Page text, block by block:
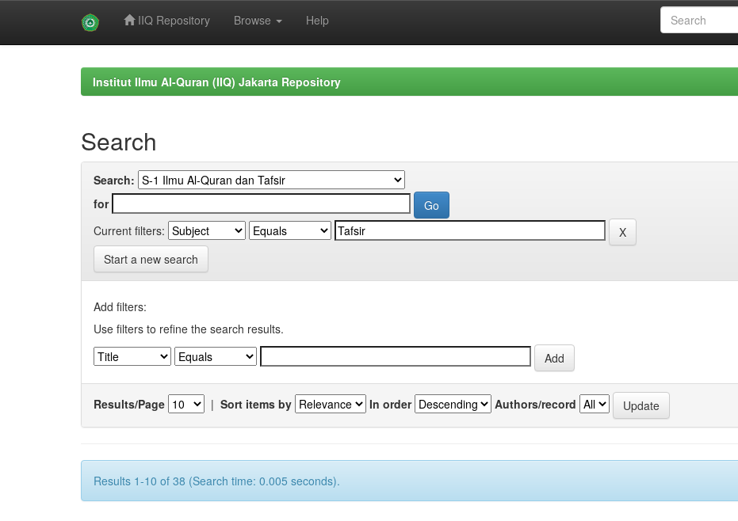
IIQ Repository Browse Help
Institut Ilmu Al-Quran (IIQ) Jakarta Repository
Search
Search:
for
Current filters:
Start a new search
Add filters:
Use filters to refine the search results.
Results/Page | Sort items by In order Authors/record
Results 1-10 of 38 (Search time: 0.005 seconds).